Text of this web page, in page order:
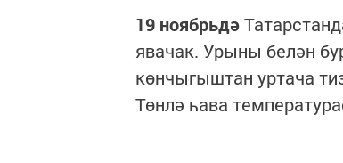
19 ноябрьдә
явачак. Урыны белән
көнчыгыштан уртача
Төнлә һава